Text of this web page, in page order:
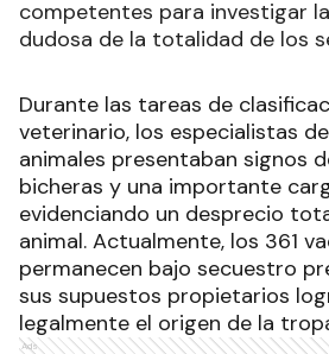
competentes para investigar
dudosa de la totalidad de los
Durante las tareas de
veterinario, los especialistas
animales presentaban signos
bicheras y una importante
evidenciando un desprecio
animal. Actualmente, los 361
permanecen bajo secuestro
sus supuestos propietarios
legalmente el origen de la
Ads